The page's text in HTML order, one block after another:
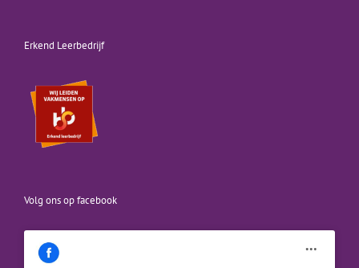
Erkend Leerbedrijf
Volg ons op facebook